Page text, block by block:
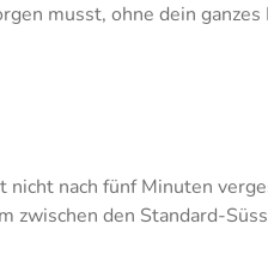
musst, ohne dein
nach fünf Minuten
den Standard-